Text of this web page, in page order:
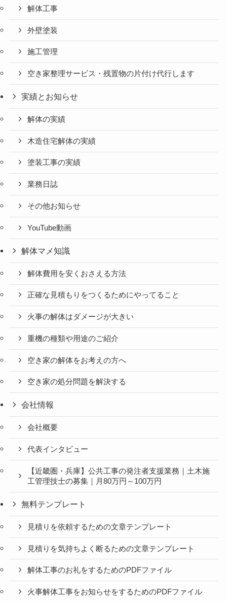
解体工事
外壁塗装
施工管理
空き家整理サービス・残置物の片付け代行します
実績とお知らせ
解体の実績
木造住宅解体の実績
塗装工事の実績
業務日誌
その他お知らせ
YouTube動画
解体マメ知識
解体費用を安くおさえる方法
正確な見積もりをつくるためにやってること
火事の解体はダメージが大きい
重機の種類や用途のご紹介
空き家の解体をお考えの方へ
空き家の処分問題を解決する
会社情報
会社概要
代表インタビュー
【近畿圏・兵庫】公共工事の発注者支援業務｜土木施
工管理技士の募集｜月80万円～100万円
無料テンプレート
見積りを依頼するための文章テンプレート
見積りを気持ちよく断るための文章テンプレート
解体工事のお礼をするためのPDFファイル
火事解体工事をお知らせをするためのPDFファイル